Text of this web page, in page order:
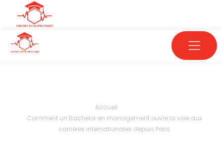
Accueil
Comment un Bachelor en management ouvre la voie aux
carrières internationales depuis Paris